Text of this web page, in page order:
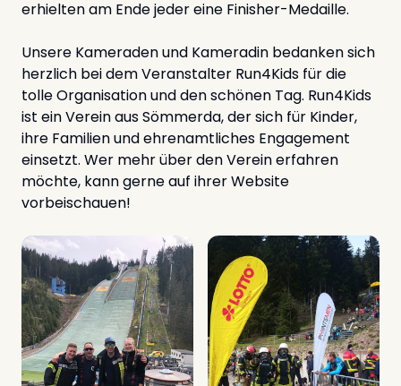
erhielten am Ende jeder eine Finisher-Medaille.
Unsere Kameraden und Kameradin bedanken sich
herzlich bei dem Veranstalter Run4Kids für die
tolle Organisation und den schönen Tag. Run4Kids
ist ein Verein aus Sömmerda, der sich für Kinder,
ihre Familien und ehrenamtliches Engagement
einsetzt. Wer mehr über den Verein erfahren
möchte, kann gerne auf ihrer Website
vorbeischauen!